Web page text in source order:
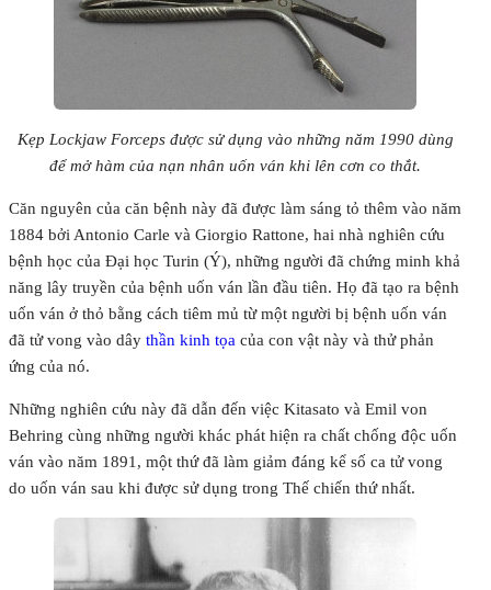
Kẹp Lockjaw Forceps được sử dụng vào những năm 1990 dùng
để mở hàm của nạn nhân uốn ván khi lên cơn co thắt.
Căn nguyên của căn bệnh này đã được làm sáng tỏ thêm vào năm
1884 bởi Antonio Carle và Giorgio Rattone, hai nhà nghiên cứu
bệnh học của Đại học Turin (Ý), những người đã chứng minh khả
năng lây truyền của bệnh uốn ván lần đầu tiên. Họ đã tạo ra bệnh
uốn ván ở thỏ bằng cách tiêm mủ từ một người bị bệnh uốn ván
đã tử vong vào dây thần kinh tọa của con vật này và thử phản
ứng của nó.
Những nghiên cứu này đã dẫn đến việc Kitasato và Emil von
Behring cùng những người khác phát hiện ra chất chống độc uốn
ván vào năm 1891, một thứ đã làm giảm đáng kể số ca tử vong
do uốn ván sau khi được sử dụng trong Thế chiến thứ nhất.